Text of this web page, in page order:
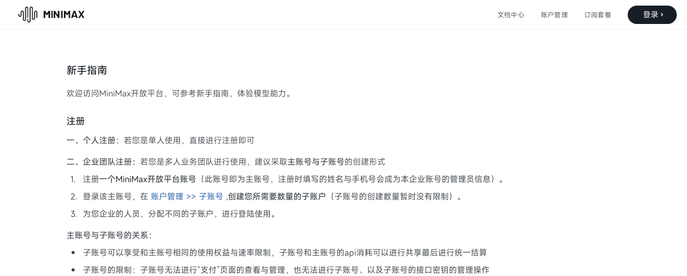
文档中心 账户管理 订阅套餐 登录
新手指南
欢迎访问MiniMax开放平台，可参考新手指南，体验模型能力。
注册
一、个人注册： 若您是单人使用，直接进行注册即可
二、企业团队注册： 若您是多人业务团队进行使用，建议采取主账号与子账号的创建形式
1. 注册一个MiniMax开放平台账号 （此账号即为主账号，注册时填写的姓名与手机号会成为本企业账号的管理员信息）。
2. 登录该主账号，在 账户管理 >> 子账号 ,创建您所需要数量的子账户 （子账号的创建数量暂时没有限制）。
3. 为您企业的人员，分配不同的子账户，进行登陆使用。
主账号与子账号的关系：
子账号可以享受和主账号相同的使用权益与速率限制，子账号和主账号的api消耗可以进行共享最后进行统一结算
子账号的限制：子账号无法进行“支付”页面的查看与管理，也无法进行子账号、以及子账号的接口密钥的管理操作